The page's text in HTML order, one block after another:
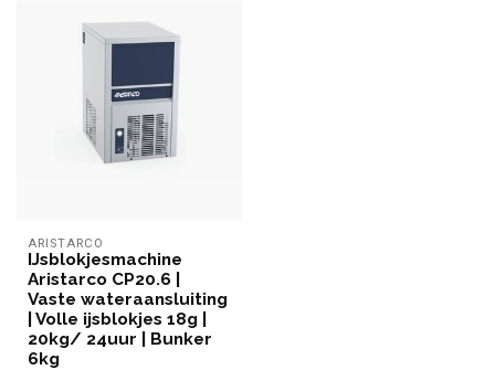
ARISTARCO
IJsblokjesmachine
Aristarco CP20.6 |
Vaste wateraansluiting
| Volle ijsblokjes 18g |
20kg/ 24uur | Bunker
6kg